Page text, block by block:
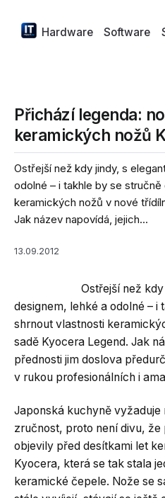
Hardware Software
Přichází legenda:
keramických nožů
Ostřejší než kdy jindy, s
odolné – i takhle by se
keramických nožů v nové
Jak název napovídá, jejich...
13.09.2012
Ostřejší než
designem, lehké a odolné –
shrnout vlastnosti
sadě Kyocera Legend. Jak
přednosti jim doslova
v rukou profesionálních i
Japonská kuchyně vyžaduje
zručnost, proto není divu, že
objevily před desítkami let
Kyocera, která se tak stala
keramické čepele. Nože se